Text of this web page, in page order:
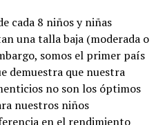
cada 8 niños y niñas
una talla baja (moderada o
somos el primer país
demuestra que nuestra
no son los óptimos
nuestros niños
en el rendimiento